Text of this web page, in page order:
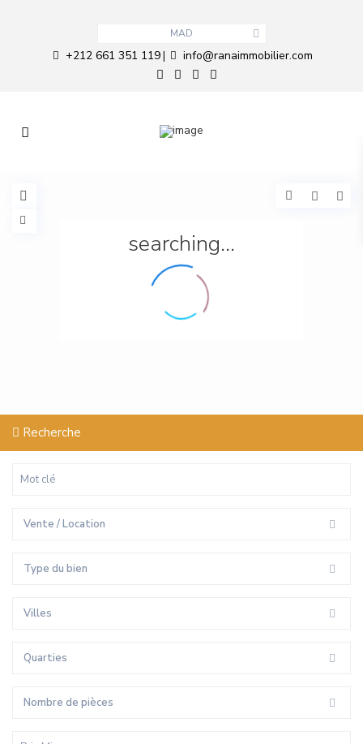
MAD
+212 661 351 119| info@ranaimmobilier.com
searching...
Recherche
Vente / Location
Type du bien
Villes
Quarties
Nombre de pièces